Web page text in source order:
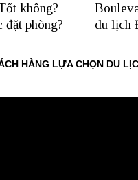
không?
đặt phòng?
du lịch
HÀNG LỰA CHỌN DU